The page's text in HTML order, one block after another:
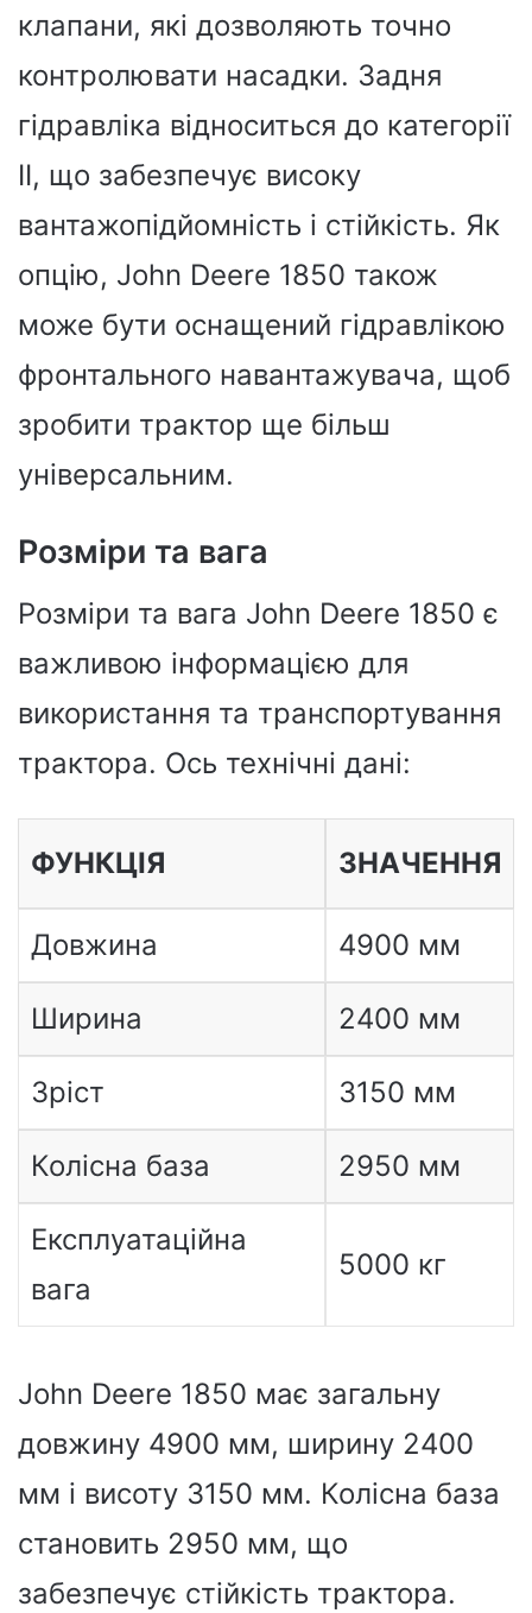
клапани, які дозволяють точно
контролювати насадки. Задня
гідравліка відноситься до категорії
II, що забезпечує високу
вантажопідйомність і стійкість. Як
опцію, John Deere 1850 також
може бути оснащений гідравлікою
фронтального навантажувача, щоб
зробити трактор ще більш
універсальним.
Розміри та вага
Розміри та вага John Deere 1850 є
важливою інформацією для
використання та транспортування
трактора. Ось технічні дані:
ФУНКЦІЯ ЗНАЧЕННЯ
Довжина 4900 мм
Ширина 2400 мм
Зріст 3150 мм
Колісна база 2950 мм
Експлуатаційна
вага
5000 кг
John Deere 1850 має загальну
довжину 4900 мм, ширину 2400
мм і висоту 3150 мм. Колісна база
становить 2950 мм, що
забезпечує стійкість трактора.